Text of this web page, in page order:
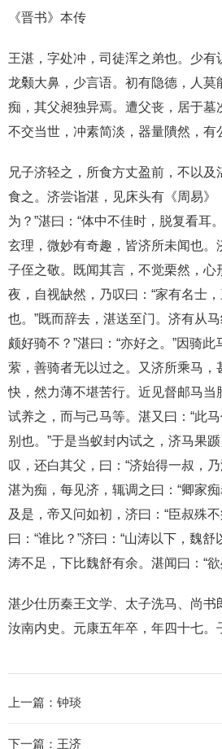
《晋书》本传
王湛，字处冲，司徒浑之弟也。少有
龙颡大鼻，少言语。初有隐德，人莫
痴，其父昶独异焉。遭父丧，居于墓
不交当世，冲素简淡，器量隤然，有
兄子济轻之，所食方丈盈前，不以
食之。济尝诣湛，见床头有《周易》
为？”湛曰：“体中不佳时，脱复看耳
玄理，微妙有奇趣，皆济所未闻也。
子侄之敬。既闻其言，不觉栗然，心
夜，自视缺然，乃叹曰：“家有名士
也。”既而辞去，湛送至门。济有从
颇好骑不？”湛曰：“亦好之。”因骑
萦，善骑者无以过之。又济所乘马，
快，然力薄不堪苦行。近见督邮马当
试养之，而与己马等。湛又曰：“此
别也。”于是当蚁封内试之，济马果
叹，还白其父，曰：“济始得一叔，
湛为痴，每见济，辄调之曰：“卿家痴
及是，帝又问如初，济曰：“臣叔殊
曰：“谁比？”济曰：“山涛以下，魏
涛不足，下比魏舒有余。湛闻曰：“
湛少仕历秦王文学、太子洗马、尚书
汝南内史。元康五年卒，年四十七。
上一篇： 钟琰
下一篇： 王济